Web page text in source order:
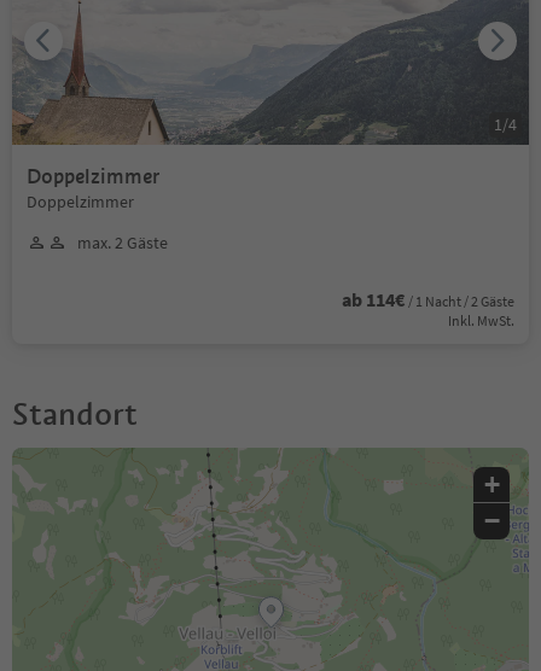
Doppelzimmer
Doppelzimmer
max. 2 Gäste
ab 114€ / 1 Nacht / 2 Gäste
Inkl. MwSt.
1 /4
Standort
+
−